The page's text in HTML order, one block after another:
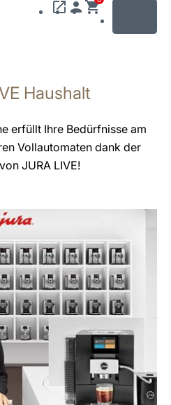
Haushalt
erfüllt Ihre Bedürfnisse am
Vollautomaten dank der
JURA LIVE!